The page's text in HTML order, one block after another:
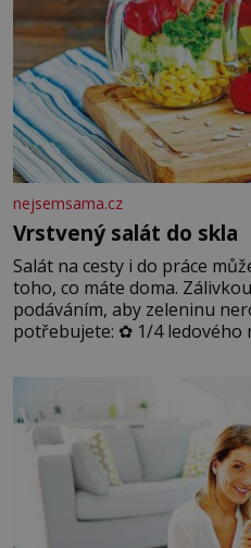
nejsemsama.cz
Vrstvený salát do skla
Salát na cesty i do práce
toho, co máte doma.
podáváním, aby zeleninu
potřebujete: ✿ 1/4 ledového
okurky ✿ 2 rajčata Zálivka:
lžíci citronové šťávy ✿ ½